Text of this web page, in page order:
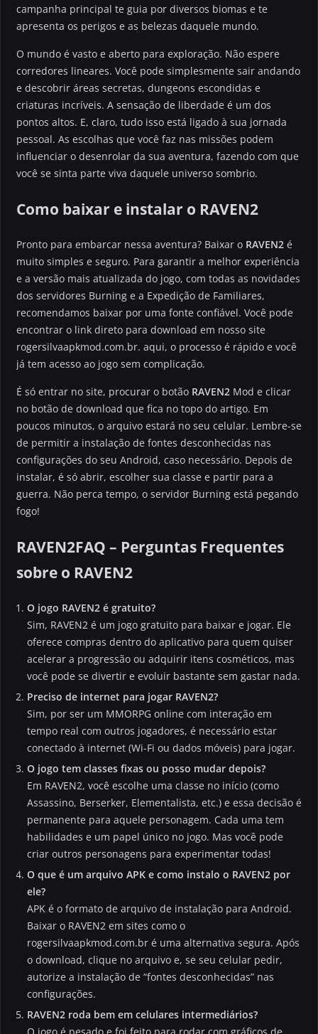
campanha principal te guia por diversos biomas e te
apresenta os perigos e as belezas daquele mundo.
O mundo é vasto e aberto para exploração. Não espere
corredores lineares. Você pode simplesmente sair andando
e descobrir áreas secretas, dungeons escondidas e
criaturas incríveis. A sensação de liberdade é um dos
pontos altos. E, claro, tudo isso está ligado à sua jornada
pessoal. As escolhas que você faz nas missões podem
influenciar o desenrolar da sua aventura, fazendo com que
você se sinta parte viva daquele universo sombrio.
Como baixar e instalar o RAVEN2
Pronto para embarcar nessa aventura? Baixar o RAVEN2 é
muito simples e seguro. Para garantir a melhor experiência
e a versão mais atualizada do jogo, com todas as novidades
dos servidores Burning e a Expedição de Familiares,
recomendamos baixar por uma fonte confiável. Você pode
encontrar o link direto para download em nosso site
rogersilvaapkmod.com.br. aqui, o processo é rápido e você
já tem acesso ao jogo sem complicação.
É só entrar no site, procurar o botão RAVEN2 Mod e clicar
no botão de download que fica no topo do artigo. Em
poucos minutos, o arquivo estará no seu celular. Lembre-se
de permitir a instalação de fontes desconhecidas nas
configurações do seu Android, caso necessário. Depois de
instalar, é só abrir, escolher sua classe e partir para a
guerra. Não perca tempo, o servidor Burning está pegando
fogo!
RAVEN2FAQ – Perguntas Frequentes
sobre o RAVEN2
O jogo RAVEN2 é gratuito?
Sim, RAVEN2 é um jogo gratuito para baixar e jogar. Ele
oferece compras dentro do aplicativo para quem quiser
acelerar a progressão ou adquirir itens cosméticos, mas
você pode se divertir e evoluir bastante sem gastar nada.
Preciso de internet para jogar RAVEN2?
Sim, por ser um MMORPG online com interação em
tempo real com outros jogadores, é necessário estar
conectado à internet (Wi-Fi ou dados móveis) para jogar.
O jogo tem classes fixas ou posso mudar depois?
Em RAVEN2, você escolhe uma classe no início (como
Assassino, Berserker, Elementalista, etc.) e essa decisão é
permanente para aquele personagem. Cada uma tem
habilidades e um papel único no jogo. Mas você pode
criar outros personagens para experimentar todas!
O que é um arquivo APK e como instalo o RAVEN2 por
ele?
APK é o formato de arquivo de instalação para Android.
Baixar o RAVEN2 em sites como o
rogersilvaapkmod.com.br é uma alternativa segura. Após
o download, clique no arquivo e, se seu celular pedir,
autorize a instalação de “fontes desconhecidas” nas
configurações.
RAVEN2 roda bem em celulares intermediários?
O jogo é pesado e foi feito para rodar com gráficos de